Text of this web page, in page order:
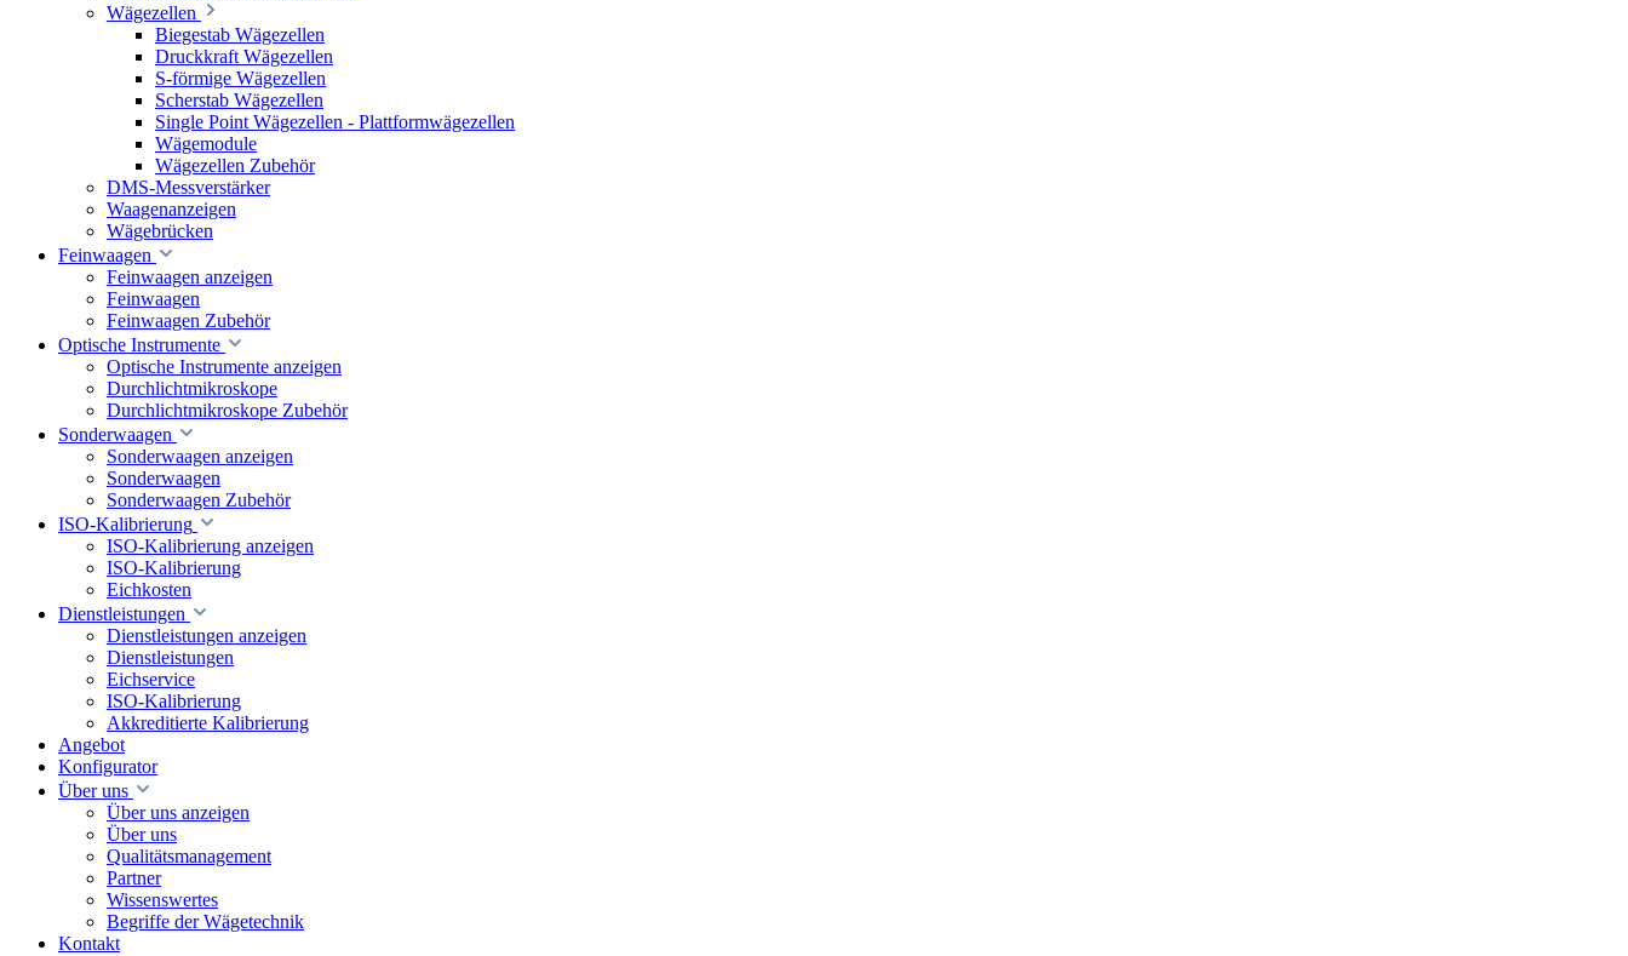
Wägezellen
Biegestab Wägezellen
Druckkraft Wägezellen
S-förmige Wägezellen
Scherstab Wägezellen
Single Point Wägezellen - Plattformwägezellen
Wägemodule
Wägezellen Zubehör
DMS-Messverstärker
Waagenanzeigen
Wägebrücken
Feinwaagen
Feinwaagen anzeigen
Feinwaagen
Feinwaagen Zubehör
Optische Instrumente
Optische Instrumente anzeigen
Durchlichtmikroskope
Durchlichtmikroskope Zubehör
Sonderwaagen
Sonderwaagen anzeigen
Sonderwaagen
Sonderwaagen Zubehör
ISO-Kalibrierung
ISO-Kalibrierung anzeigen
ISO-Kalibrierung
Eichkosten
Dienstleistungen
Dienstleistungen anzeigen
Dienstleistungen
Eichservice
ISO-Kalibrierung
Akkreditierte Kalibrierung
Angebot
Konfigurator
Über uns
Über uns anzeigen
Über uns
Qualitätsmanagement
Partner
Wissenswertes
Begriffe der Wägetechnik
Kontakt